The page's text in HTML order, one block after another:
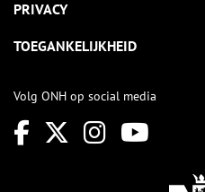
PRIVACY
TOEGANKELIJKHEID
Volg ONH op social media